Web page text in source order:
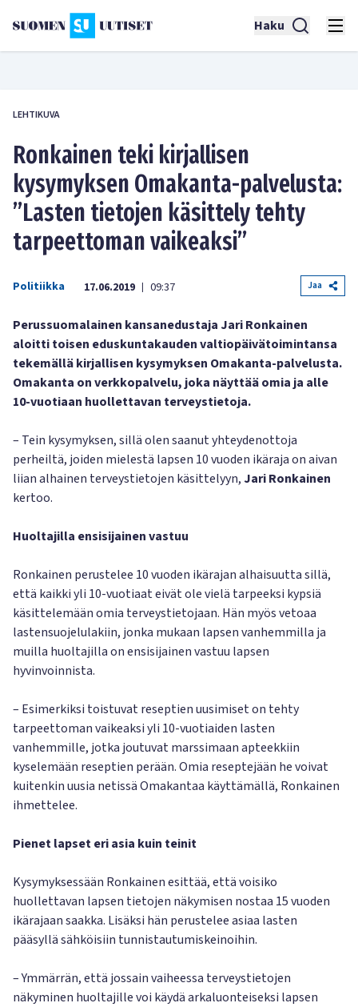
Haku
LEHTIKUVA
Ronkainen teki kirjallisen
kysymyksen Omakanta-palvelusta:
”Lasten tietojen käsittely tehty
tarpeettoman vaikeaksi”
Politiikka 17.06.2019 | 09:37 Jaa
Perussuomalainen kansanedustaja Jari Ronkainen
aloitti toisen eduskuntakauden valtiopäivätoimintansa
tekemällä kirjallisen kysymyksen Omakanta-palvelusta.
Omakanta on verkkopalvelu, joka näyttää omia ja alle
10-vuotiaan huollettavan terveystietoja.
– Tein kysymyksen, sillä olen saanut yhteydenottoja
perheiltä, joiden mielestä lapsen 10 vuoden ikäraja on aivan
liian alhainen terveystietojen käsittelyyn, Jari Ronkainen
kertoo.
Huoltajilla ensisijainen vastuu
Ronkainen perustelee 10 vuoden ikärajan alhaisuutta sillä,
että kaikki yli 10-vuotiaat eivät ole vielä tarpeeksi kypsiä
käsittelemään omia terveystietojaan. Hän myös vetoaa
lastensuojelulakiin, jonka mukaan lapsen vanhemmilla ja
muilla huoltajilla on ensisijainen vastuu lapsen
hyvinvoinnista.
– Esimerkiksi toistuvat reseptien uusimiset on tehty
tarpeettoman vaikeaksi yli 10-vuotiaiden lasten
vanhemmille, jotka joutuvat marssimaan apteekkiin
kyselemään reseptien perään. Omia reseptejään he voivat
kuitenkin uusia netissä Omakantaa käyttämällä, Ronkainen
ihmettelee.
Pienet lapset eri asia kuin teinit
Kysymyksessään Ronkainen esittää, että voisiko
huollettavan lapsen tietojen näkymisen nostaa 15 vuoden
ikärajaan saakka. Lisäksi hän perustelee asiaa lasten
pääsyllä sähköisiin tunnistautumiskeinoihin.
– Ymmärrän, että jossain vaiheessa terveystietojen
näkyminen huoltajille voi käydä arkaluonteiseksi lapsen